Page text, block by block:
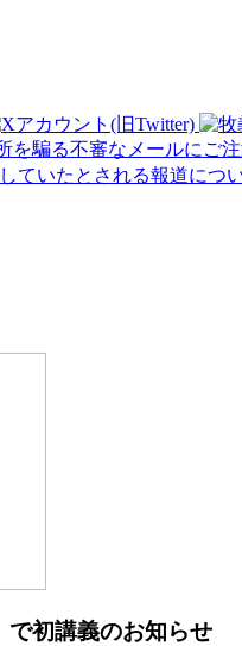
で初講義のお知らせ